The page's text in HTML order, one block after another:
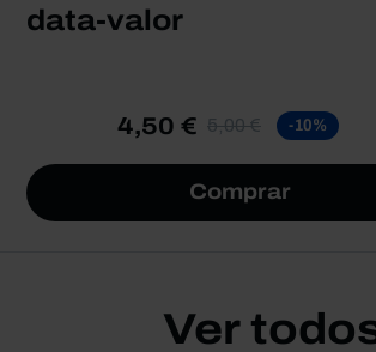
data-valor
4,50 € 5,00 € -10%
Comprar
Ver